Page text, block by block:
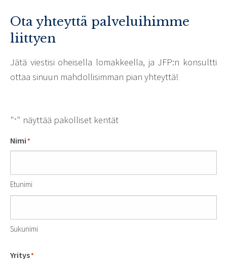
Ota yhteyttä palveluihimme
liittyen
Jätä viestisi oheisella lomakkeella, ja JFP:n konsultti
ottaa sinuun mahdollisimman pian yhteyttä!
"*" näyttää pakol­liset kentät
Nimi*
Etunimi
Sukunimi
Yritys*